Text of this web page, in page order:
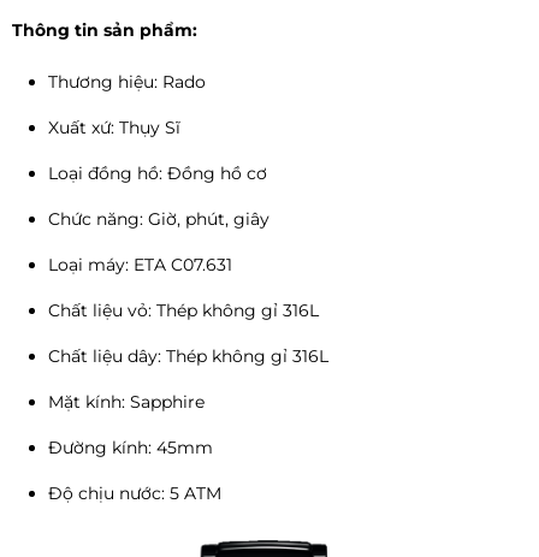
Thông tin sản phẩm:
Thương hiệu: Rado
Xuất xứ: Thụy Sĩ
Loại đồng hồ: Đồng hồ cơ
Chức năng: Giờ, phút, giây
Loại máy: ETA C07.631
Chất liệu vỏ: Thép không gỉ 316L
Chất liệu dây: Thép không gỉ 316L
Mặt kính: Sapphire
Đường kính: 45mm
Độ chịu nước: 5 ATM